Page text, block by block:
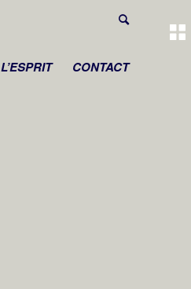
L’ESPRIT CONTACT